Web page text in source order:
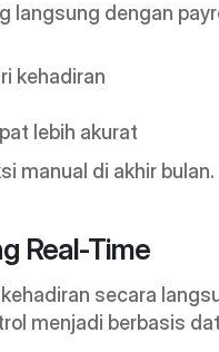
langsung dengan
kehadiran
lebih akurat
manual di akhir bulan.
Real-Time
secara
menjadi berbasis